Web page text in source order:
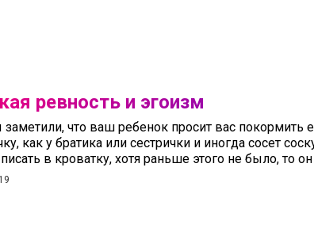
ревность и эгоизм
что ваш ребенок просит вас покормить
как у братика или сестрички и иногда сосет
в кроватку, хотя раньше этого не было, то